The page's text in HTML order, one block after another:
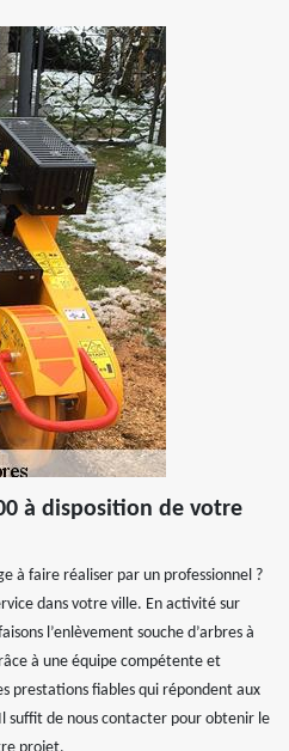
à disposition de votre
à faire réaliser par un professionnel ?
dans votre ville. En activité sur
l’enlèvement souche d’arbres à
à une équipe compétente et
prestations fiables qui répondent aux
suffit de nous contacter pour obtenir le